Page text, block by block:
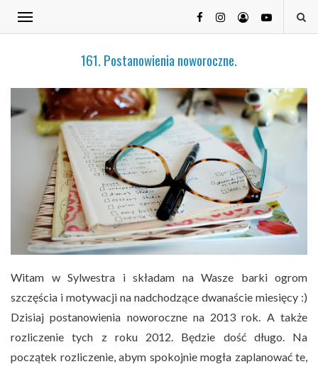
161. Postanowienia noworoczne.
Witam w Sylwestra i składam na Wasze barki ogrom
szczęścia i motywacji na nadchodzące dwanaście miesięcy :)
Dzisiaj postanowienia noworoczne na 2013 rok. A także
rozliczenie tych z roku 2012. Będzie dość długo. Na
początek rozliczenie, abym spokojnie mogła zaplanować te,